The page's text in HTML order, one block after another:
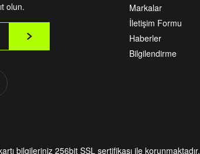
olun.
Markalar
İletişim Formu
Haberler
Bilgilendirme
bilgileriniz 256bit SSL sertifikası ile korunmaktadır.